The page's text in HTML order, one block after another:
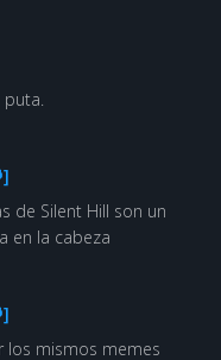
de Silent Hill son un
en la cabeza
los mismos memes